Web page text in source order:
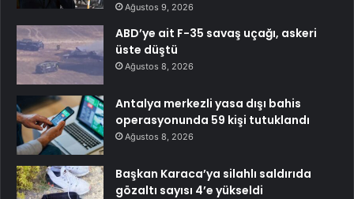
Ağustos 9, 2026
ABD’ye ait F-35 savaş uçağı, askeri
üste düştü
Ağustos 8, 2026
Antalya merkezli yasa dışı bahis
operasyonunda 59 kişi tutuklandı
Ağustos 8, 2026
Başkan Karaca’ya silahlı saldırıda
gözaltı sayısı 4’e yükseldi